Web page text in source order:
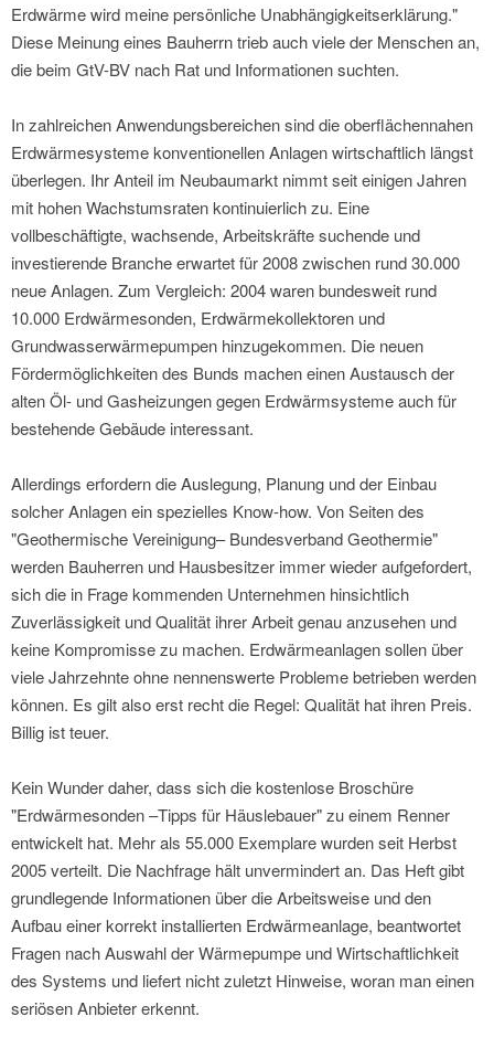
Erdwärme wird meine persönliche Unabhängigkeitserklärung."
Diese Meinung eines Bauherrn trieb auch viele der Menschen an,
die beim GtV-BV nach Rat und Informationen suchten.
In zahlreichen Anwendungsbereichen sind die oberflächennahen
Erdwärmesysteme konventionellen Anlagen wirtschaftlich längst
überlegen. Ihr Anteil im Neubaumarkt nimmt seit einigen Jahren
mit hohen Wachstumsraten kontinuierlich zu. Eine
vollbeschäftigte, wachsende, Arbeitskräfte suchende und
investierende Branche erwartet für 2008 zwischen rund 30.000
neue Anlagen. Zum Vergleich: 2004 waren bundesweit rund
10.000 Erdwärmesonden, Erdwärmekollektoren und
Grundwasserwärmepumpen hinzugekommen. Die neuen
Fördermöglichkeiten des Bunds machen einen Austausch der
alten Öl- und Gasheizungen gegen Erdwärmsysteme auch für
bestehende Gebäude interessant.
Allerdings erfordern die Auslegung, Planung und der Einbau
solcher Anlagen ein spezielles Know-how. Von Seiten des
"Geothermische Vereinigung– Bundesverband Geothermie"
werden Bauherren und Hausbesitzer immer wieder aufgefordert,
sich die in Frage kommenden Unternehmen hinsichtlich
Zuverlässigkeit und Qualität ihrer Arbeit genau anzusehen und
keine Kompromisse zu machen. Erdwärmeanlagen sollen über
viele Jahrzehnte ohne nennenswerte Probleme betrieben werden
können. Es gilt also erst recht die Regel: Qualität hat ihren Preis.
Billig ist teuer.
Kein Wunder daher, dass sich die kostenlose Broschüre
"Erdwärmesonden –Tipps für Häuslebauer" zu einem Renner
entwickelt hat. Mehr als 55.000 Exemplare wurden seit Herbst
2005 verteilt. Die Nachfrage hält unvermindert an. Das Heft gibt
grundlegende Informationen über die Arbeitsweise und den
Aufbau einer korrekt installierten Erdwärmeanlage, beantwortet
Fragen nach Auswahl der Wärmepumpe und Wirtschaftlichkeit
des Systems und liefert nicht zuletzt Hinweise, woran man einen
seriösen Anbieter erkennt.